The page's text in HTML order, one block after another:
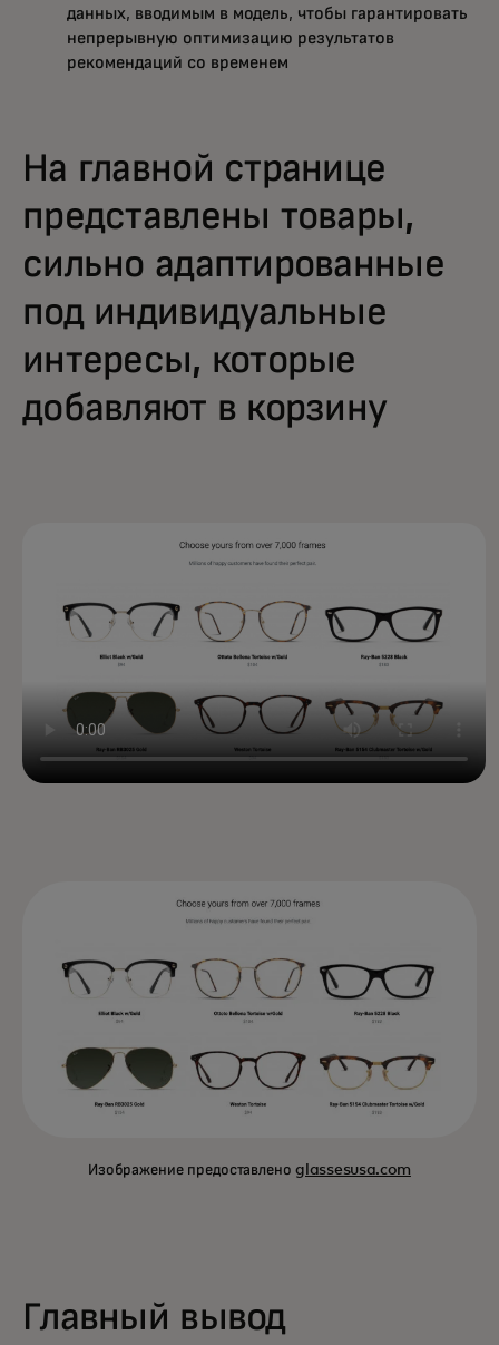
данных, вводимым в модель, чтобы гарантировать
непрерывную оптимизацию результатов
рекомендаций со временем
На главной странице
представлены товары,
сильно адаптированные
под индивидуальные
интересы, которые
добавляют в корзину
Изображение предоставленоglassesusa.com
Главный вывод